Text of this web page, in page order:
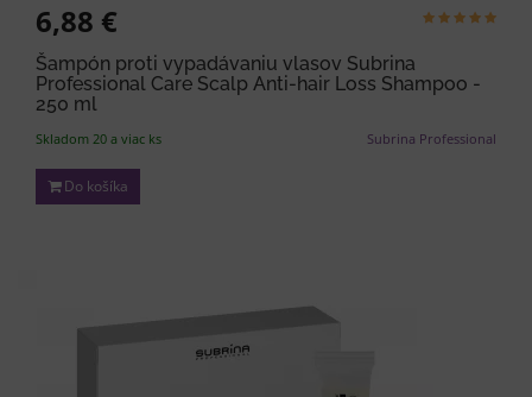
6,88 €
Šampón proti vypadávaniu vlasov Subrina
Professional Care Scalp Anti-hair Loss Shampoo -
250 ml
Subrina Professional
Skladom 20 a viac ks
Do košíka